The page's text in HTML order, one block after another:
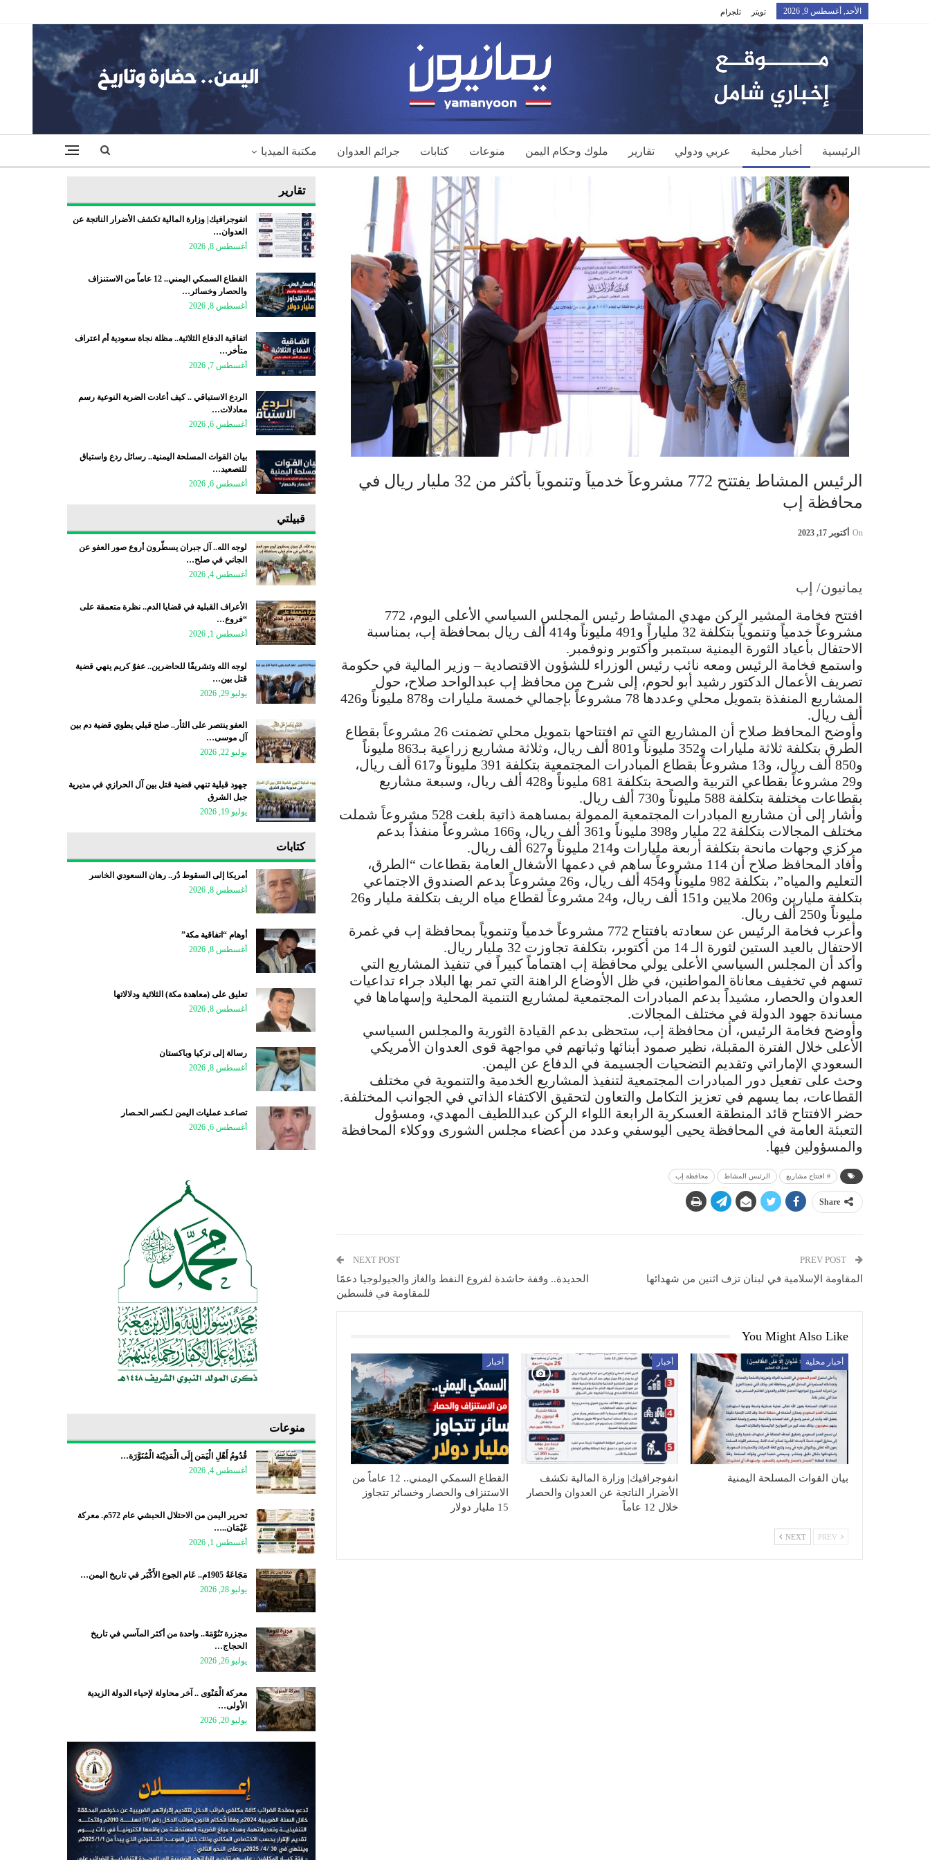
الأحد, أغسطس 9, 2026 تويتر تلجرام
الرئيسية أخبار محلية عربي ودولي تقارير ملوك وحكام اليمن منوعات كتابات جرائم العدوان مكتبة الميديا
الرئيس المشاط يفتتح 772 مشروعاً خدمياً وتنموياً بأكثر من 32 مليار ريال في
محافظة إب
On أكتوبر 17, 2023
يمانيون/ إب
افتتح فخامة المشير الركن مهدي المشاط رئيس المجلس السياسي الأعلى اليوم، 772
مشروعاً خدمياً وتنموياً بتكلفة 32 ملياراً و491 مليوناً و414 ألف ريال بمحافظة إب، بمناسبة
الاحتفال بأعياد الثورة اليمنية سبتمبر وأكتوبر ونوفمبر.
واستمع فخامة الرئيس ومعه نائب رئيس الوزراء للشؤون الاقتصادية – وزير المالية في حكومة
تصريف الأعمال الدكتور رشيد أبو لحوم، إلى شرح من محافظ إب عبدالواحد صلاح، حول
المشاريع المنفذة بتمويل محلي وعددها 78 مشروعاً بإجمالي خمسة مليارات و878 مليوناً و426
ألف ريال.
وأوضح المحافظ صلاح أن المشاريع التي تم افتتاحها بتمويل محلي تضمنت 26 مشروعاً بقطاع
الطرق بتكلفة ثلاثة مليارات و352 مليوناً و801 ألف ريال، وثلاثة مشاريع زراعية بـ863 مليوناً
و850 ألف ريال، و13 مشروعاً بقطاع المبادرات المجتمعية بتكلفة 391 مليوناً و617 ألف ريال،
و29 مشروعاً بقطاعي التربية والصحة بتكلفة 681 مليوناً و428 ألف ريال، وسبعة مشاريع
بقطاعات مختلفة بتكلفة 588 مليوناً و730 ألف ريال.
وأشار إلى أن مشاريع المبادرات المجتمعية الممولة بمساهمة ذاتية بلغت 528 مشروعاً شملت
مختلف المجالات بتكلفة 22 مليار و398 مليوناً و361 ألف ريال، و166 مشروعاً منفذاً بدعم
مركزي وجهات مانحة بتكلفة أربعة مليارات و214 مليوناً و627 ألف ريال.
وأفاد المحافظ صلاح أن 114 مشروعاً ساهم في دعمها الأشغال العامة بقطاعات “الطرق،
التعليم والمياه”، بتكلفة 982 مليوناً و454 ألف ريال، و26 مشروعاً بدعم الصندوق الاجتماعي
بتكلفة مليارين و206 ملايين و151 ألف ريال، و24 مشروعاً لقطاع مياه الريف بتكلفة مليار و26
مليوناً و250 ألف ريال.
وأعرب فخامة الرئيس عن سعادته بافتتاح 772 مشروعاً خدمياً وتنموياً بمحافظة إب في غمرة
الاحتفال بالعيد الستين لثورة الـ 14 من أكتوبر، بتكلفة تجاوزت 32 مليار ريال.
وأكد أن المجلس السياسي الأعلى يولي محافظة إب اهتماماً كبيراً في تنفيذ المشاريع التي
تسهم في تخفيف معاناة المواطنين، في ظل الأوضاع الراهنة التي تمر بها البلاد جراء تداعيات
العدوان والحصار، مشيداً بدعم المبادرات المجتمعية لمشاريع التنمية المحلية وإسهاماها في
مساندة جهود الدولة في مختلف المجالات.
وأوضح فخامة الرئيس، أن محافظة إب، ستحظى بدعم القيادة الثورية والمجلس السياسي
الأعلى خلال الفترة المقبلة، نظير صمود أبنائها وثباتهم في مواجهة قوى العدوان الأمريكي
السعودي الإماراتي وتقديم التضحيات الجسيمة في الدفاع عن اليمن.
وحث على تفعيل دور المبادرات المجتمعية لتنفيذ المشاريع الخدمية والتنموية في مختلف
القطاعات، بما يسهم في تعزيز التكامل والتعاون لتحقيق الاكتفاء الذاتي في الجوانب المختلفة.
حضر الافتتاح قائد المنطقة العسكرية الرابعة اللواء الركن عبداللطيف المهدي، ومسؤول
التعبئة العامة في المحافظة يحيى اليوسفي وعدد من أعضاء مجلس الشورى ووكلاء المحافظة
والمسؤولين فيها.
# افتتاح مشاريع الرئيس المشاط محافظة إب
Share
المقاومة الإسلامية في لبنان تزف اثنين من شهدائها
NEXT POST
الحديدة.. وقفة حاشدة لفروع النفط والغاز والجيولوجيا دعمًا
للمقاومة في فلسطين
You Might Also Like
أخبار محلية
بيان القوات المسلحة اليمنية
أخبار
انفوجرافيك| وزارة المالية تكشف
الأضرار الناتجة عن العدوان والحصار
خلال 12 عاماً
أخبار
القطاع السمكي اليمني.. 12 عاماً من
الاستنزاف والحصار وخسائر تتجاوز
15 مليار دولار
NEXT
تقارير
انفوجرافيك| وزارة المالية تكشف الأضرار الناتجة عن
العدوان…
أغسطس 8, 2026
القطاع السمكي اليمني.. 12 عاماً من الاستنزاف
والحصار وخسائر…
أغسطس 8, 2026
اتفاقية الدفاع الثلاثية.. مظلة نجاة سعودية أم اعتراف
متأخر…
أغسطس 7, 2026
الردع الاستباقي .. كيف أعادت الضربة النوعية رسم
معادلات…
أغسطس 6, 2026
بيان القوات المسلحة اليمنية.. رسائل ردع واستباق
للتصعيد…
أغسطس 6, 2026
قبيلتي
لوجه الله.. آل جبران يسطّرون أروع صور العفو عن
الجاني في صلح…
أغسطس 4, 2026
الأعراف القبلية في قضايا الدم.. نظرة متعمقة على
“فروع…
أغسطس 1, 2026
لوجه الله وتشريفًا للحاضرين.. عفوٌ كريم ينهي قضية
قتل بين…
يوليو 29, 2026
العفو ينتصر على الثأر.. صلح قبلي يطوي قضية دم بين
آل موسى…
يوليو 22, 2026
جهود قبلية تنهي قضية قتل بين آل الحرازي في مديرية
جبل الشرق
يوليو 19, 2026
كتابات
أمريكا إلى السقوط دُر.. رهان السعودي الخاسر
أغسطس 8, 2026
أوهام “اتفاقية مكة”
أغسطس 8, 2026
تعليق على (معاهدة مكة) الثلاثية ودلالاتها
أغسطس 8, 2026
رسالة إلى تركيا وباكستان
أغسطس 8, 2026
تصاعـد عمليات اليمن لـكسر الحـصار
أغسطس 6, 2026
منوعات
قُدُومُ أَهْلِ الْيَمَن إِلَى الْمَدِيْنَة الْمُنَوَّرَة…
أغسطس 4, 2026
تحرير اليمن من الاحتلال الحبشي عام 572م. معركة
غَيْمَان..…
أغسطس 1, 2026
مَجَاعَةُ 1905م.. عَام الجوع الأَكْبَر في تاريخ اليمن…
يوليو 28, 2026
مجزرة تَنُوْمَةَ.. واحدة من أكثر المآسي في تاريخ
الحجاج…
يوليو 26, 2026
معركة الْمَنْوَى .. آخر محاولة لإحياء الدولة الزيدية
الأولى…
يوليو 20, 2026